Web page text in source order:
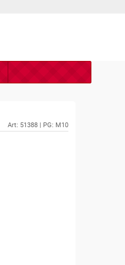
Art: 51388 | PG: M10